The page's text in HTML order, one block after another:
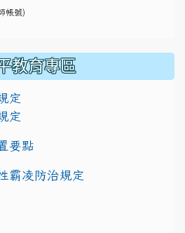
帳號)
教育專區
定
定
要點
霸凌防治規定